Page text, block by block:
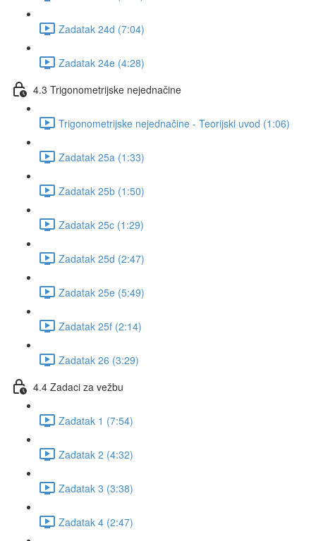
Zadatak 24d (7:04)
Zadatak 24e (4:28)
4.3 Trigonometrijske nejednačine
Trigonometrijske nejednačine - Teorijski uvod (1:06)
Zadatak 25a (1:33)
Zadatak 25b (1:50)
Zadatak 25c (1:29)
Zadatak 25d (2:47)
Zadatak 25e (5:49)
Zadatak 25f (2:14)
Zadatak 26 (3:29)
4.4 Zadaci za vežbu
Zadatak 1 (7:54)
Zadatak 2 (4:32)
Zadatak 3 (3:38)
Zadatak 4 (2:47)